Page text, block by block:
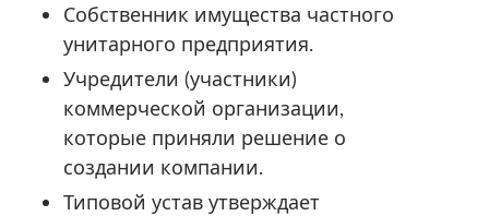
Собственник имущества частного
унитарного предприятия.
Учредители (участники)
коммерческой организации,
которые приняли решение о
создании компании.
Типовой устав утверждает